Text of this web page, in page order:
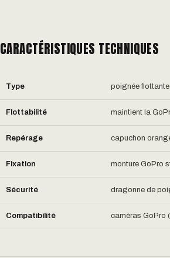
CARACTÉRISTIQUES TECHNIQUES
Type poignée
Flottabilité maintient la
Repérage capuchon
Fixation monture GoPro
Sécurité dragonne de
Compatibilité caméras GoPro